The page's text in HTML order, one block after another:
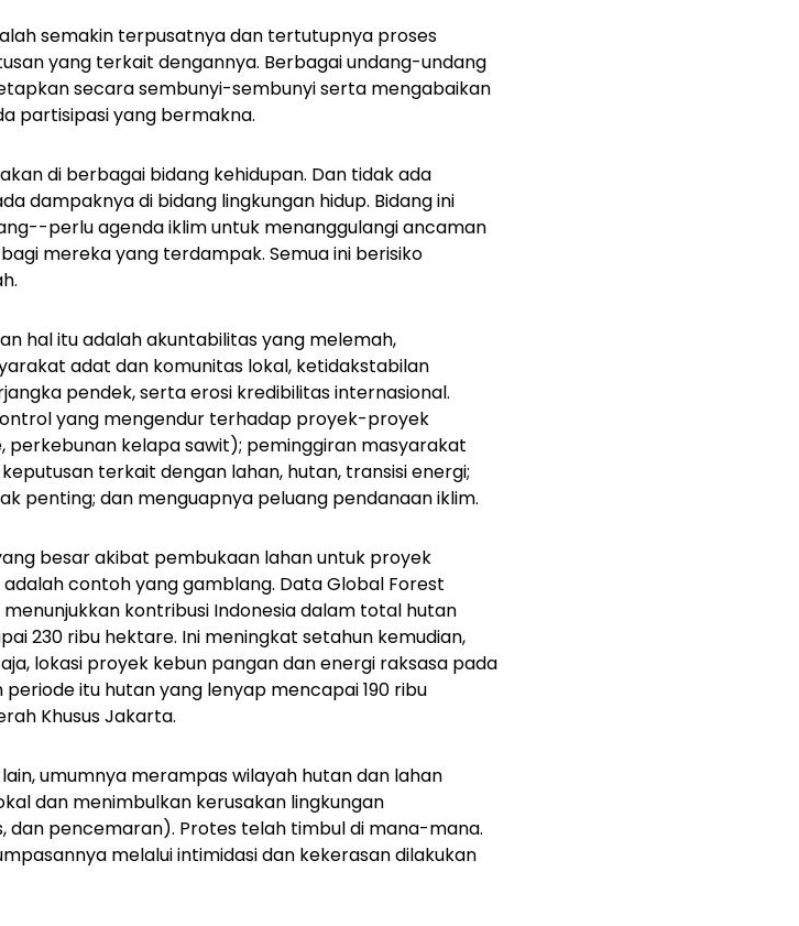
semakin terpusatnya dan tertutupnya proses
yang terkait dengannya. Berbagai undang-undang
secara sembunyi-sembunyi serta mengabaikan
partisipasi yang bermakna.
di berbagai bidang kehidupan. Dan tidak ada
dampaknya di bidang lingkungan hidup. Bidang ini
perlu agenda iklim untuk menanggulangi ancaman
mereka yang terdampak. Semua ini berisiko
hal itu adalah akuntabilitas yang melemah,
adat dan komunitas lokal, ketidakstabilan
pendek, serta erosi kredibilitas internasional.
yang mengendur terhadap proyek-proyek
, perkebunan kelapa sawit); peminggiran masyarakat
terkait dengan lahan, hutan, transisi energi;
penting; dan menguapnya peluang pendanaan iklim.
besar akibat pembukaan lahan untuk proyek
contoh yang gamblang. DataGlobal Forest
kontribusi Indonesia dalam total hutan
230 ribu hektare. Ini meningkat setahun kemudian,
lokasi proyek kebun pangan dan energi raksasa pada
itu hutan yang lenyap mencapai 190 ribu
Khusus Jakarta.
umumnya merampas wilayah hutan dan lahan
dan menimbulkan kerusakan lingkungan
dan pencemaran). Protes telah timbul di mana-mana.
melalui intimidasi dan kekerasan dilakukan